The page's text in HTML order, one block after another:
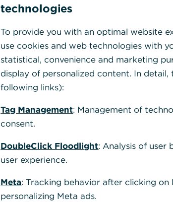
technologies
To provide you with an optimal website
use cookies and web technologies with
statistical, convenience and marketing
display of personalized content. In detail,
following links):
Tag Management: Management of
consent.
DoubleClick Floodlight: Analysis of user
user experience.
Meta: Tracking behavior after clicking on
personalizing Meta ads.